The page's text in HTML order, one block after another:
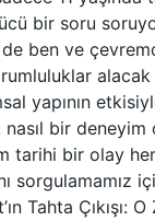
bir soru
ben ve
alacak
yapının
bir deneyim
tarihi bir olay
sorgulamamız
Tahta Çıkışı: